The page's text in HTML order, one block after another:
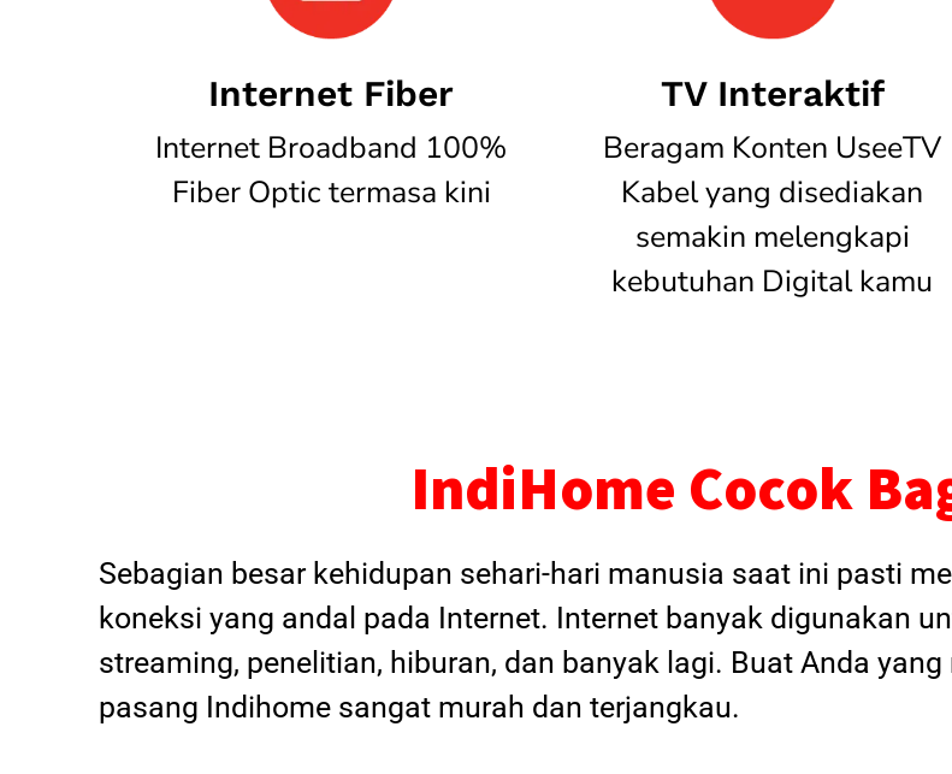
Internet Fiber
Internet Broadband 100%
Fiber Optic termasa kini
TV Interaktif
Beragam Konten UseeTV
Kabel yang disediakan
semakin melengkapi
kebutuhan Digital kamu
IndiHome Cocok
Sebagian besar kehidupan sehari-hari manusia saat ini pasti
koneksi yang andal pada Internet. Internet banyak digunakan
streaming, penelitian, hiburan, dan banyak lagi. Buat Anda
pasang Indihome sangat murah dan terjangkau.